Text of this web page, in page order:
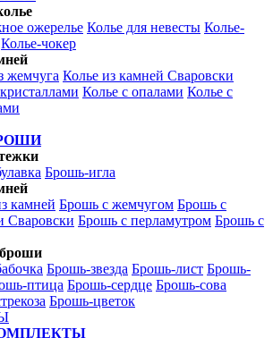
ожерелье Колье для невесты Колье-
Колье-чокер
жемчуга Колье из камней Сваровски
Колье с опалами Колье с
Брошь-игла
камней Брошь с жемчугом Брошь с
Сваровски Брошь с перламутром Брошь с
Брошь-звезда Брошь-лист Брошь-
птица Брошь-сердце Брошь-сова
Брошь-цветок